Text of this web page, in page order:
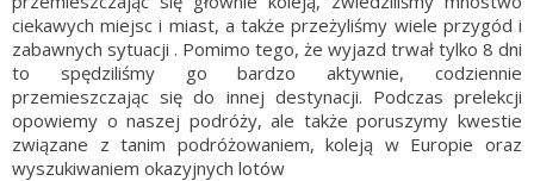
ciekawych miejsc i miast, a także przeżyliśmy wiele przygód i
zabawnych sytuacji . Pomimo tego, że wyjazd trwał tylko 8 dni
to spędziliśmy go bardzo aktywnie, codziennie
przemieszczając się do innej destynacji. Podczas prelekcji
opowiemy o naszej podróży, ale także poruszymy kwestie
związane z tanim podróżowaniem, koleją w Europie oraz
wyszukiwaniem okazyjnych lotów